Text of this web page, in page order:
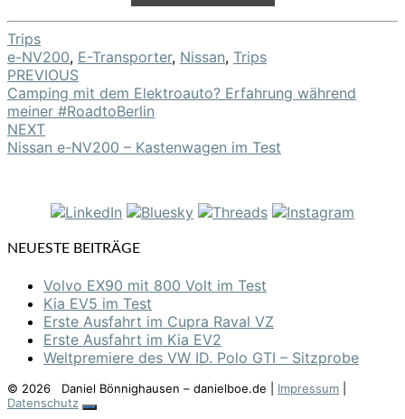
Trips
e-NV200, E-Transporter, Nissan, Trips
Post
navigation
PREVIOUS
Camping mit dem Elektroauto? Erfahrung während
meiner #RoadtoBerlin
NEXT
Nissan e-NV200 – Kastenwagen im Test
NEUESTE BEITRÄGE
Volvo EX90 mit 800 Volt im Test
Kia EV5 im Test
Erste Ausfahrt im Cupra Raval VZ
Erste Ausfahrt im Kia EV2
Weltpremiere des VW ID. Polo GTI – Sitzprobe
© 2026 Daniel Bönnighausen – danielboe.de | Impressum
Datenschutz